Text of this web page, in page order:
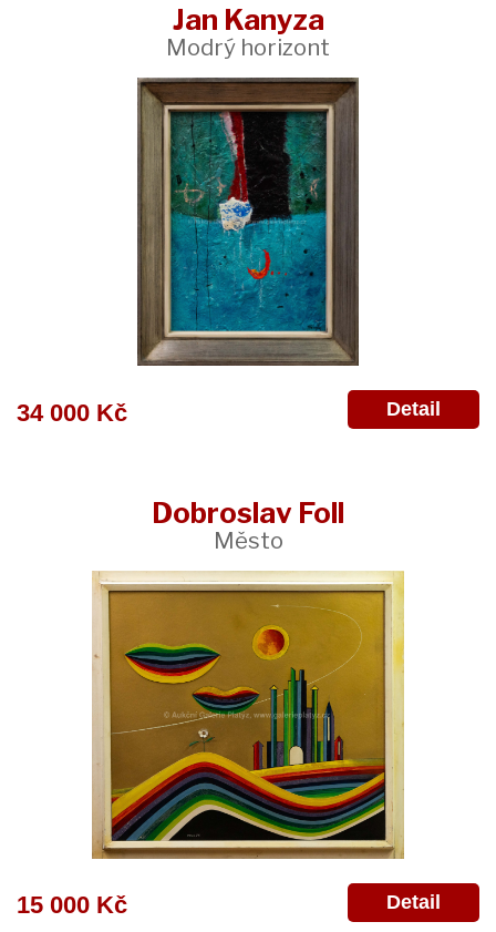
Jan Kanyza
Modrý horizont
34 000 Kč Detail
Dobroslav Foll
Město
15 000 Kč Detail